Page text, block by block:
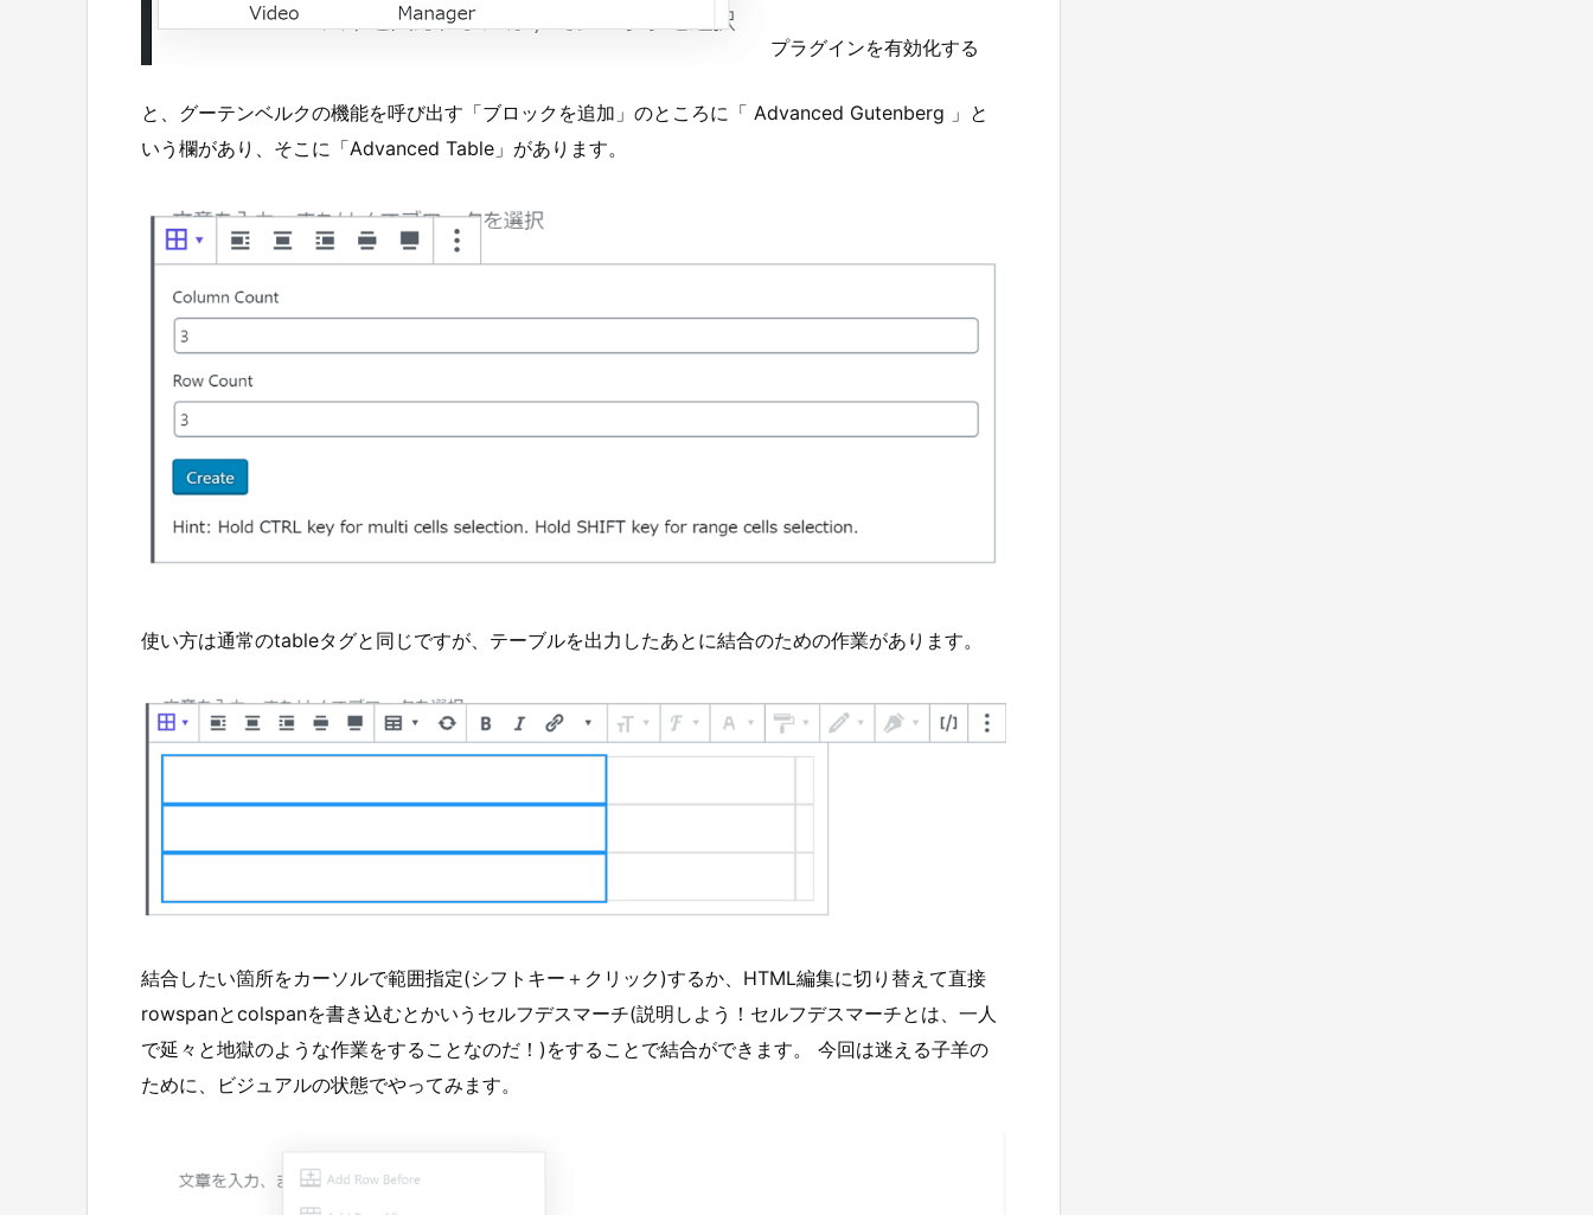
プラグインを有効化する
と、グーテンベルクの機能を呼び出す「ブロックを追加」のところに「 Advanced Gutenberg 」と
いう欄があり、そこに「Advanced Table」があります。
使い方は通常のtableタグと同じですが、テーブルを出力したあとに結合のための作業があります。
結合したい箇所をカーソルで範囲指定(シフトキー＋クリック)するか、HTML編集に切り替えて直接
rowspanとcolspanを書き込むとかいうセルフデスマーチ(説明しよう！セルフデスマーチとは、一人
で延々と地獄のような作業をすることなのだ！)をすることで結合ができます。 今回は迷える子羊の
ために、ビジュアルの状態でやってみます。